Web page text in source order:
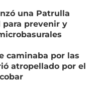
una Patrulla
prevenir y
caminaba por las
atropellado por el